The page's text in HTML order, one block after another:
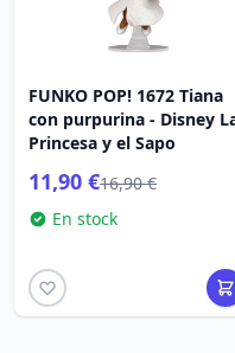
FUNKO POP! 1672 Tiana
con purpurina - Disney
Princesa y el Sapo
11,90 €16,90 €
En stock